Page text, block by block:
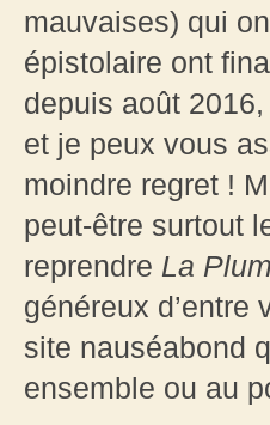
mauvaises) qui
épistolaire ont
depuis août
et je peux vous
moindre regret !
peut-être surtout
reprendre La
généreux
site nauséabond
ensemble ou au